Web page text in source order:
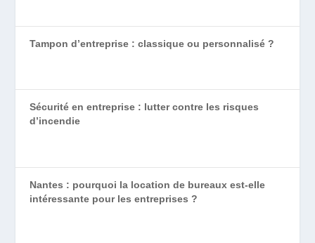
Tampon d’entreprise : classique ou personnalisé ?
Sécurité en entreprise : lutter contre les risques
d’incendie
Nantes : pourquoi la location de bureaux est-elle
intéressante pour les entreprises ?